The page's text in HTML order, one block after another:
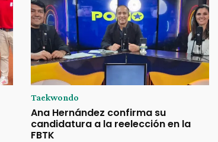
Taekwondo
Ana Hernández confirma su
candidatura a la reelección en la
FBTK